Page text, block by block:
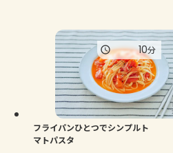
フライパンひとつでシンプルト
マトパスタ
10分